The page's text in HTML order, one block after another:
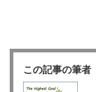
この記事の筆者